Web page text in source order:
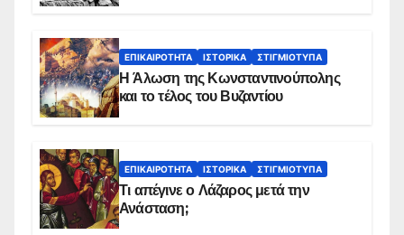
ΕΠΙΚΑΙΡΌΤΗΤΑ ΙΣΤΟΡΙΚΆ ΣΤΙΓΜΙΌΤΥΠΑ
Η Άλωση της Κωνσταντινούπολης
και το τέλος του Βυζαντίου
ΕΠΙΚΑΙΡΌΤΗΤΑ ΙΣΤΟΡΙΚΆ ΣΤΙΓΜΙΌΤΥΠΑ
Τι απέγινε ο Λάζαρος μετά την
Ανάσταση;